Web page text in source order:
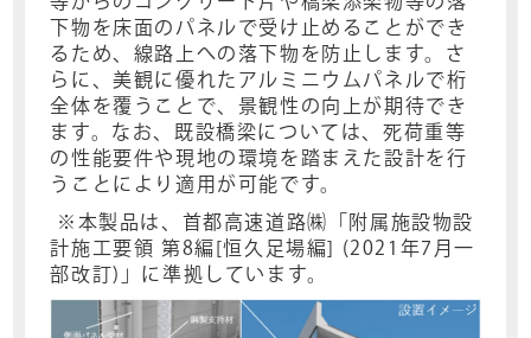
下物を床面のパネルで受け止めることができ
るため、線路上への落下物を防止します。さ
らに、美観に優れたアルミニウムパネルで桁
全体を覆うことで、景観性の向上が期待でき
ます。なお、既設橋梁については、死荷重等
の性能要件や現地の環境を踏まえた設計を行
うことにより適用が可能です。
※本製品は、首都高速道路㈱「附属施設物設
計施工要領 第8編[恒久足場編] (2021年7月一
部改訂)」に準拠しています。